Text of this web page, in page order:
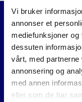
Vi bruker
annonser et
mediefunksjoner
dessuten
vårt, med partnerne
annonsering og
med annen
eller som de har